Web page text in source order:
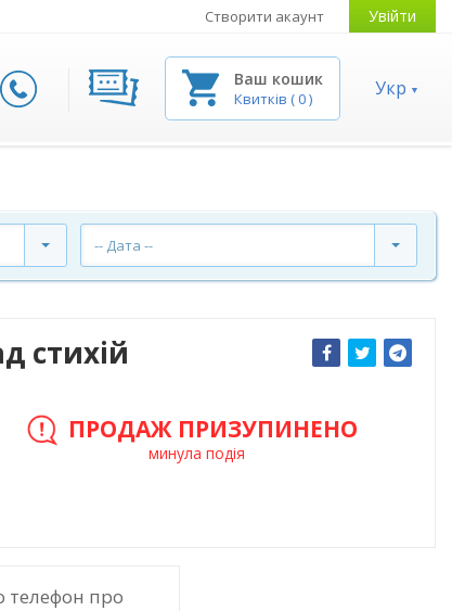
Створити акаунт Увійти
Ваш кошик
Квитків (0) Укр
-- Дата --
стихій
ПРОДАЖ ПРИЗУПИНЕНО
минула подія
про